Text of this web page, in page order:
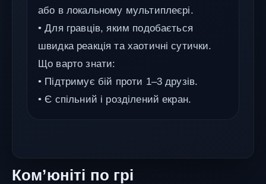
або в локальному мультиплеєрі.
• Для гравців, яким подобається
швидка реакція та хаотичні сутички.
Що варто знати:
• Підтримує бій проти 1–3 друзів.
• Є спільний і розділений екран.
Ком’юніті по грі